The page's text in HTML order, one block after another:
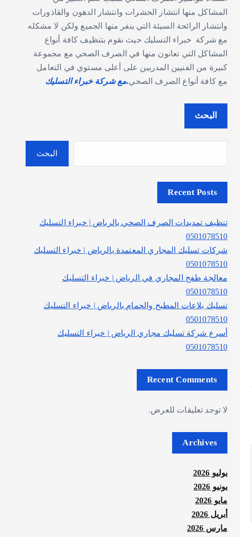
المشاكل منها انتشار الحشرات وانتشار الدهون والقاذورات
وانتشار الرائحة السيئة التي ينفر منها الجميع ولكن لا مشكله
مع شركة خبراء التسليك حيث نقوم بتنظيف كافة أنواع
المشاكل التي تعانون منها في الصرف الصحي مع مجموعة
كبيرة من الفنيين المدربين على أعلى مستوي في التعامل
مع كافة أنواع الصرف الصحي.مع شركة خبراء التسليك
البحث
البحث
Recent Posts
تنظيف تمديدات الصرف الصحي بالرياض | خبراء التسليك
0501078510
شركات تسليك المجاري المعتمدة بالرياض | خبراء التسليك
0501078510
معالجة طفح المجاري في الرياض | خبراء التسليك
0501078510
تسليك بلاعات المطبخ والحمام بالرياض | خبراء التسليك
0501078510
أسرع شركة تسليك مجاري الرياض | خبراء التسليك
0501078510
Recent Comments
لا توجد تعليقات للعرض.
Archives
يوليو 2026
يونيو 2026
مايو 2026
أبريل 2026
مارس 2026